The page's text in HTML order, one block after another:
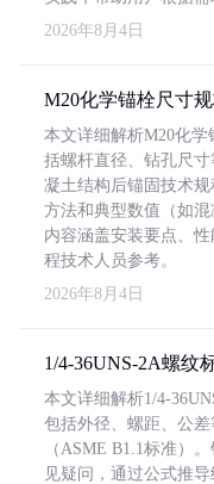
2026年8月4日
M20化学锚栓尺寸
本文详细解析M20化
括螺杆直径、钻孔尺
凝土结构后锚固技术规
方法和典型数值（如混
内容涵盖安装要点、
程技术人员参考。
2026年8月4日
1/4-36UNS-2A螺纹
本文详细解析1/4-
包括外径、螺距、公
（ASME B1.1标准）
见疑问，通过公式推